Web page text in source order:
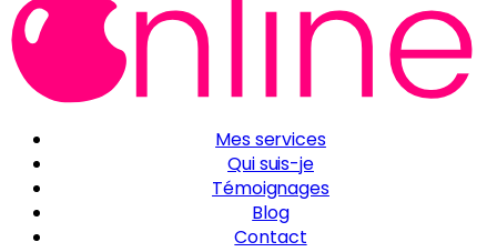
Mes services
Qui suis-je
Témoignages
Blog
Contact